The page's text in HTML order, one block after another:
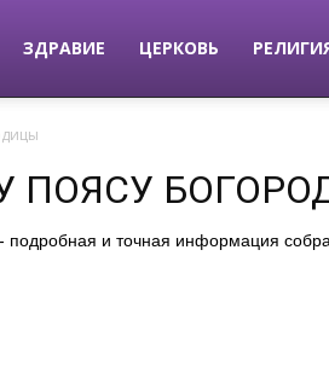
ЗДРАВИЕ ЦЕРКОВЬ
ПОЯСУ
и точная информация